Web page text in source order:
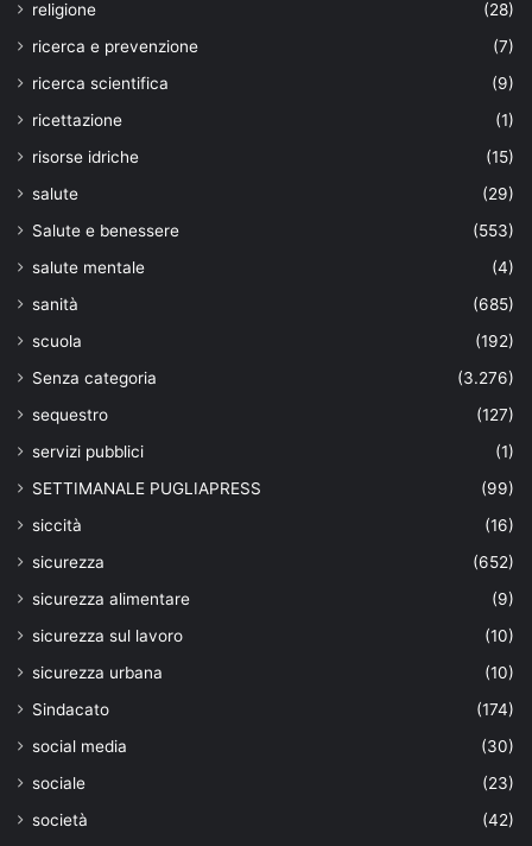
religione
(28)
ricerca e prevenzione
(7)
ricerca scientifica
(9)
ricettazione
(1)
risorse idriche
(15)
salute
(29)
Salute e benessere
(553)
salute mentale
(4)
sanità
(685)
scuola
(192)
Senza categoria
(3.276)
sequestro
(127)
servizi pubblici
(1)
SETTIMANALE PUGLIAPRESS
(99)
siccità
(16)
sicurezza
(652)
sicurezza alimentare
(9)
sicurezza sul lavoro
(10)
sicurezza urbana
(10)
Sindacato
(174)
social media
(30)
sociale
(23)
società
(42)